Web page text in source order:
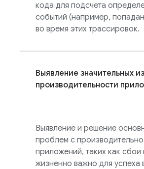
кода для подсчета
событий (например,
во время этих трассировок.
Выявление значительных
производительности
Выявление и решение
проблем с
приложений, таких как сбои
жизненно важно для успеха